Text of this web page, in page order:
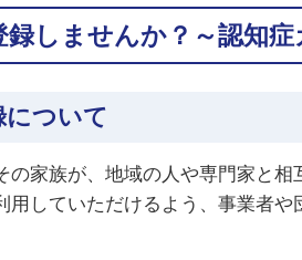
録しませんか？～認知
について
の家族が、地域の人や専門家と
用していただけるよう、事業者